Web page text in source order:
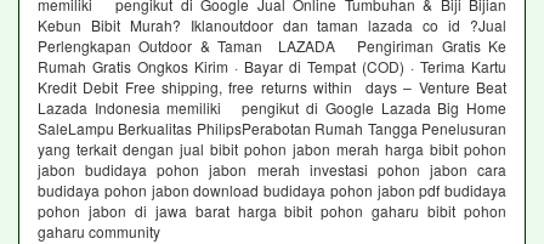
memiliki pengikut di Google Jual Online Tumbuhan & Biji Bijian
Kebun Bibit Murah? Iklanoutdoor dan taman lazada co id ?Jual
Perlengkapan Outdoor & Taman LAZADA Pengiriman Gratis Ke
Rumah Gratis Ongkos Kirim · Bayar di Tempat (COD) · Terima Kartu
Kredit Debit Free shipping, free returns within days – Venture Beat
Lazada Indonesia memiliki pengikut di Google Lazada Big Home
SaleLampu Berkualitas PhilipsPerabotan Rumah Tangga Penelusuran
yang terkait dengan jual bibit pohon jabon merah harga bibit pohon
jabon budidaya pohon jabon merah investasi pohon jabon cara
budidaya pohon jabon download budidaya pohon jabon pdf budidaya
pohon jabon di jawa barat harga bibit pohon gaharu bibit pohon
gaharu community